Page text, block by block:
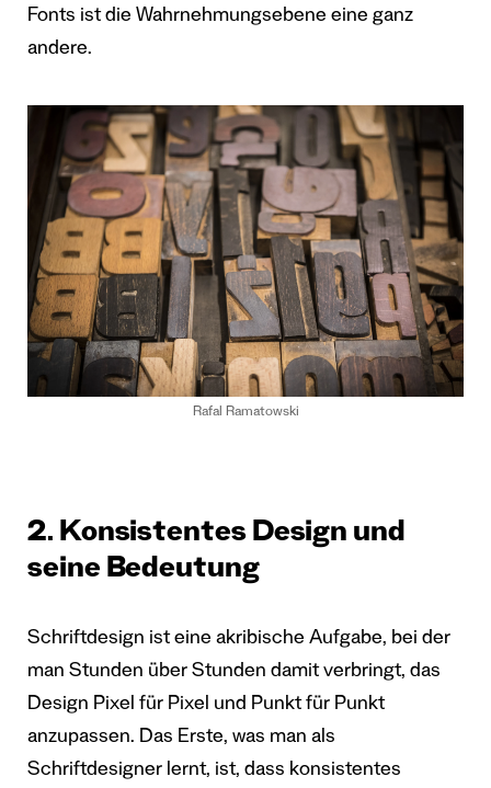
Fonts ist die Wahrnehmungsebene eine ganz
andere.
Rafal Ramatowski
2. Konsistentes Design und
seine Bedeutung
Schriftdesign ist eine akribische Aufgabe, bei der
man Stunden über Stunden damit verbringt, das
Design Pixel für Pixel und Punkt für Punkt
anzupassen. Das Erste, was man als
Schriftdesigner lernt, ist, dass konsistentes